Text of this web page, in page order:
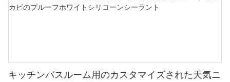
キッチンバスルーム用のカスタマイズされた天気ニ